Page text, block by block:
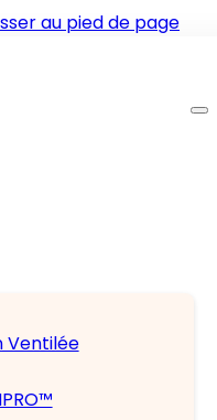
au pied de page
Ventilée